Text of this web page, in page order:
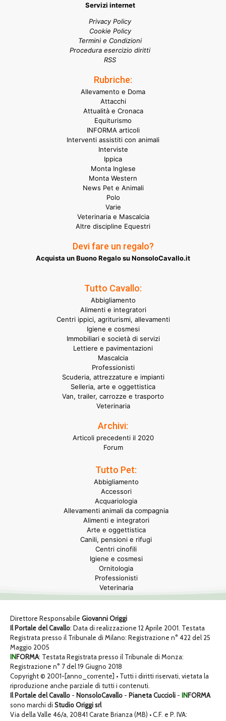
Servizi internet
Privacy Policy
Cookie Policy
Termini e Condizioni
Procedura esercizio diritti
RSS
Rubriche:
Allevamento e Doma
Attacchi
Attualità e Cronaca
Equiturismo
INFORMA articoli
Interventi assistiti con animali
Interviste
Ippica
Monta Inglese
Monta Western
News Pet e Animali
Polo
Varie
Veterinaria e Mascalcia
Altre discipline Equestri
Devi fare un regalo?
Acquista un Buono Regalo su NonsoloCavallo.it
Tutto Cavallo:
Abbigliamento
Alimenti e integratori
Centri ippici, agriturismi, allevamenti
Igiene e cosmesi
Immobiliari e società di servizi
Lettiere e pavimentazioni
Mascalcia
Professionisti
Scuderia, attrezzature e impianti
Selleria, arte e oggettistica
Van, trailer, carrozze e trasporto
Veterinaria
Archivi:
Articoli precedenti il 2020
Forum
Tutto Pet:
Abbigliamento
Accessori
Acquariologia
Allevamenti animali da compagnia
Alimenti e integratori
Arte e oggettistica
Canili, pensioni e rifugi
Centri cinofili
Igiene e cosmesi
Ornitologia
Professionisti
Veterinaria
Direttore Responsabile Giovanni Origgi
Il Portale del Cavallo: Data di realizzazione 12 Aprile 2001. Testata
Registrata presso il Tribunale di Milano: Registrazione n° 422 del 25
Maggio 2005
INFORMA: Testata Registrata presso il Tribunale di Monza:
Registrazione n° 7 del 19 Giugno 2018
Copyright © 2001-[anno_corrente] • Tutti i diritti riservati, vietata la
riproduzione anche parziale di tutti i contenuti.
Il Portale del Cavallo - NonsoloCavallo - Pianeta Cuccioli - INFORMA
sono marchi di Studio Origgi srl
Via della Valle 46/a, 20841 Carate Brianza (MB) • C.F. e P. IVA: